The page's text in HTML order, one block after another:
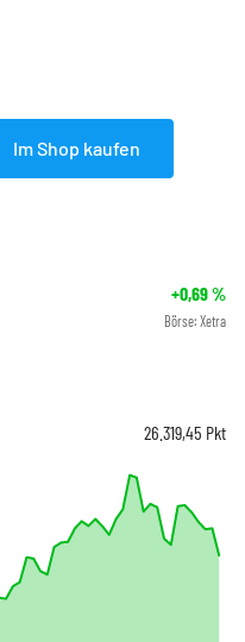
Im Shop kaufen
+0,69%
Börse: Xetra
26.319,45 Pkt